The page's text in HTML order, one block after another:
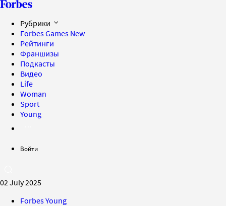
Рубрики
Forbes Games New
Рейтинги
Франшизы
Подкасты
Видео
Life
Woman
Sport
Young
Войти
02 July 2025
Forbes Young